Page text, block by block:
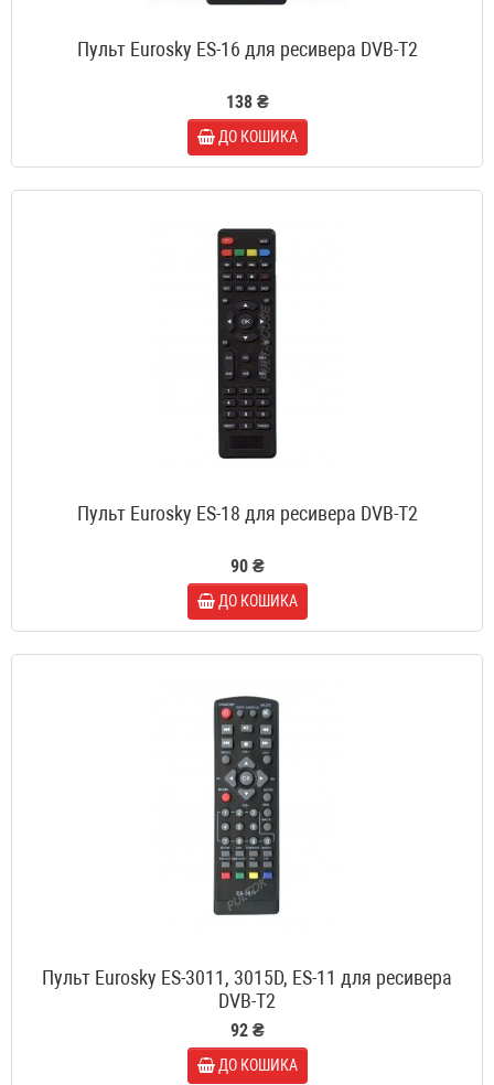
Пульт Eurosky ES-16 для ресивера DVB-T2
138 ₴
ДО КОШИКА
Пульт Eurosky ES-18 для ресивера DVB-T2
90 ₴
ДО КОШИКА
Пульт Eurosky ES-3011, 3015D, ES-11 для ресивера
DVB-T2
92 ₴
ДО КОШИКА